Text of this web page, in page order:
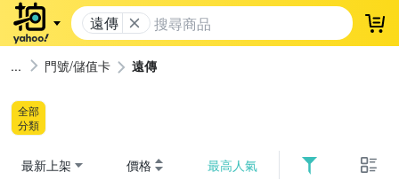
遠傳 登
門號/儲值卡 遠傳
全部
分類
最新上架 價格 最高人氣